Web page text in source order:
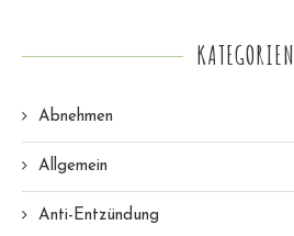
KATEGORIEN
Abnehmen
Allgemein
Anti-Entzündung